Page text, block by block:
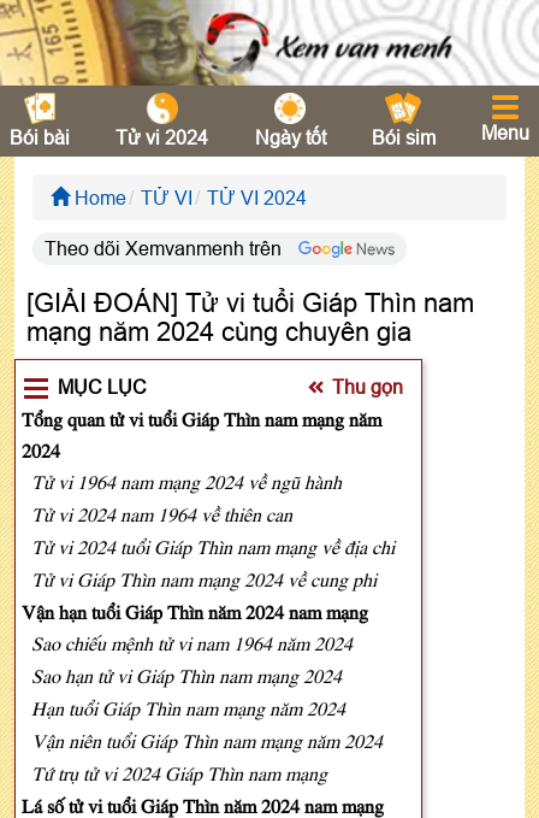
Bói bài Tử vi 2024 Ngày tốt Bói sim Menu
Home TỬ VI TỬ VI 2024
Theo dõi Xemvanmenh trên
[GIẢI ĐOÁN] Tử vi tuổi Giáp Thìn nam
mạng năm 2024 cùng chuyên gia
MỤC LỤC Thu gọn
Tổng quan tử vi tuổi Giáp Thìn nam mạng năm
2024
Tử vi 1964 nam mạng 2024 về ngũ hành
Tử vi 2024 nam 1964 về thiên can
Tử vi 2024 tuổi Giáp Thìn nam mạng về địa chi
Tử vi Giáp Thìn nam mạng 2024 về cung phi
Vận hạn tuổi Giáp Thìn năm 2024 nam mạng
Sao chiếu mệnh tử vi nam 1964 năm 2024
Sao hạn tử vi Giáp Thìn nam mạng 2024
Hạn tuổi Giáp Thìn nam mạng năm 2024
Vận niên tuổi Giáp Thìn nam mạng năm 2024
Tứ trụ tử vi 2024 Giáp Thìn nam mạng
Lá số tử vi tuổi Giáp Thìn năm 2024 nam mạng